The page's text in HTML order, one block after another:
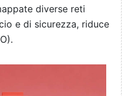
diverse reti
e di sicurezza, riduce